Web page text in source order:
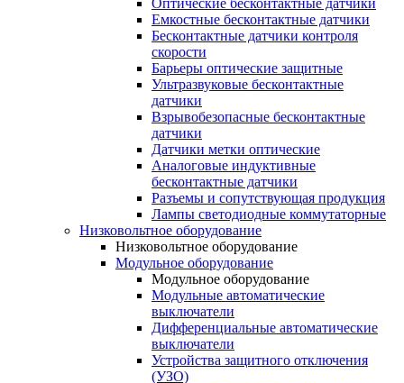
Оптические бесконтактные датчики
Емкостные бесконтактные датчики
Бесконтактные датчики контроля
скорости
Барьеры оптические защитные
Ультразвуковые бесконтактные
датчики
Взрывобезопасные бесконтактные
датчики
Датчики метки оптические
Аналоговые индуктивные
бесконтактные датчики
Разъемы и сопутствующая продукция
Лампы светодиодные коммутаторные
Низковольтное оборудование
Низковольтное оборудование
Модульное оборудование
Модульное оборудование
Модульные автоматические
выключатели
Дифференциальные автоматические
выключатели
Устройства защитного отключения
(УЗО)